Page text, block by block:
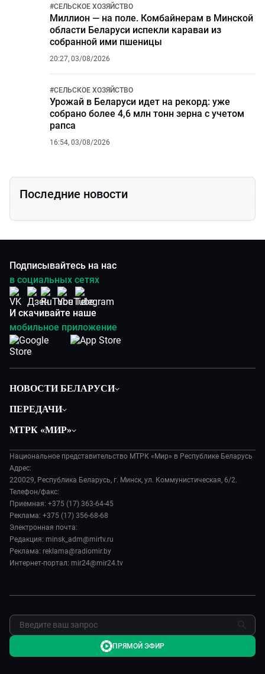
#СЕЛЬСКОЕ ХОЗЯЙСТВО
Миллион — на поле. Комбайнерам в Минской
области Беларуси испекли караваи из
собранной ими пшеницы
20:27, 03/08/2026
#СЕЛЬСКОЕ ХОЗЯЙСТВО
Урожай в Беларуси идет на рекорд: уже
собрано более 4,6 млн тонн зерна с учетом
рапса
16:54, 03/08/2026
Последние новости
Подписывайтесь на нас
в социальных сетях
И скачивайте наше
мобильное приложение
НОВОСТИ БЕЛАРУСИ
Экономика
Происшествия
Наука и технологии
Здоровье и медицина
Авто
Культура
Спорт
ПЕРЕДАЧИ
Все как у людей
Вместе выгодно
Евразия. Культурно
Евразия. Регионы
Наши иностранцы
Пять причин поехать в...
Сделано в Содружестве
МТРК «МИР»
История
Руководство
Лица мира
Новости
Пресса о нас
Карьера
Реклама
Национальное представительство МТРК «Мир» в Республике Беларусь
Адрес:
220029, Республика Беларусь, г. Минск, ул. Коммунистическая, 6/2.
Телефон/факс:
Приемная: +375 (17) 363-64-45
Реклама: +375 (17) 356-68-68
Электронная почта:
Редакция: minsk_adm@mirtv.ru
Реклама: reklama@radiomir.by
Интернет-портал: mir24@mir24.tv
ПРЯМОЙ ЭФИР